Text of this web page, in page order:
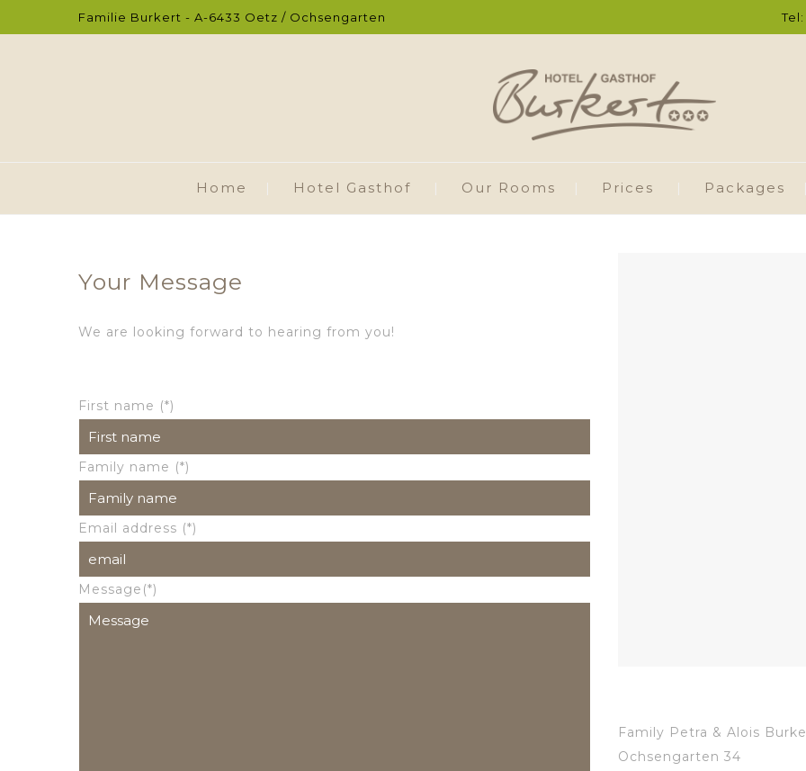
Familie Burkert - A-6433 Oetz / Ochsengarten
Home Hotel Gasthof Our Rooms Prices Packages
Your Message
We are looking forward to hearing from you!
First name (*)
Family name (*)
Email address (*)
Message(*)
Family Petra & Alois
Ochsengarten 34